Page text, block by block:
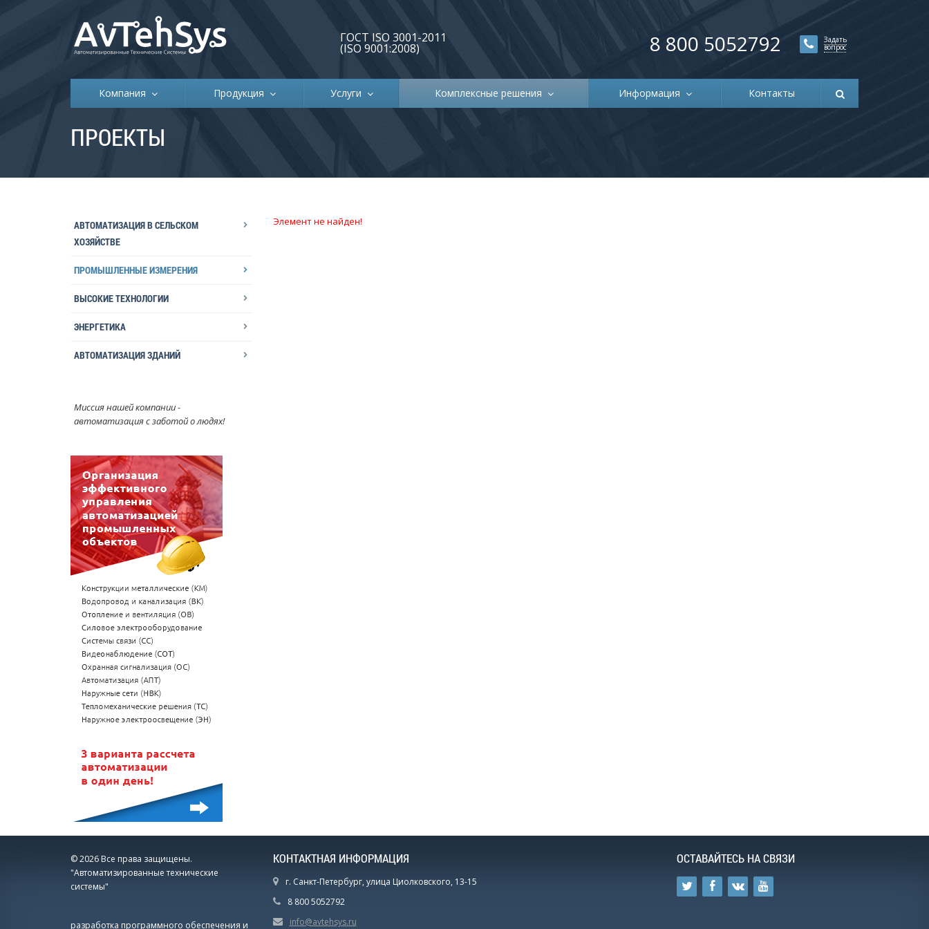
ГОСТ ISO 3001-2011
(ISO 9001:2008)
Задать
вопрос
8 800 5052792
Компания Продукция Услуги Комплексные решения Информация Контакты
ПРОЕКТЫ
АВТОМАТИЗАЦИЯ В СЕЛЬСКОМ
ХОЗЯЙСТВЕ
ПРОМЫШЛЕННЫЕ ИЗМЕРЕНИЯ
ВЫСОКИЕ ТЕХНОЛОГИИ
ЭНЕРГЕТИКА
АВТОМАТИЗАЦИЯ ЗДАНИЙ
Миссия нашей компании -
автоматизация с заботой о людях!
Элемент не найден!
© 2026 Все права защищены.
"Автоматизированные технические
системы"
разработка программного обеспечения и
КОНТАКТНАЯ ИНФОРМАЦИЯ
г. Санкт-Петербург, улица Циолковского, 13-15
8 800 5052792
info@avtehsys.ru
ОСТАВАЙТЕСЬ НА СВЯЗИ